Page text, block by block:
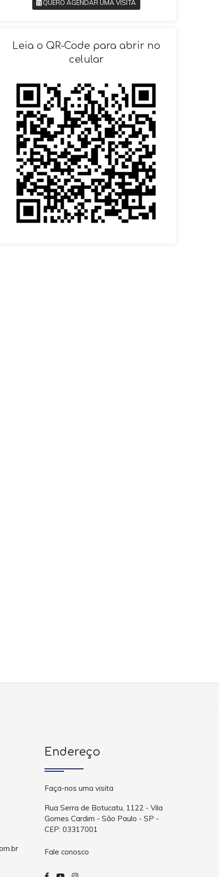
QUERO AGENDAR UMA VISITA
VOLTAR
Leia o QR-Code para abrir no
celular
Endereço
Faça-nos uma visita
Rua Serra de Botucatu, 1122 - Vila
Gomes Cardim - São Paulo - SP -
CEP: 03317001
Fale conosco